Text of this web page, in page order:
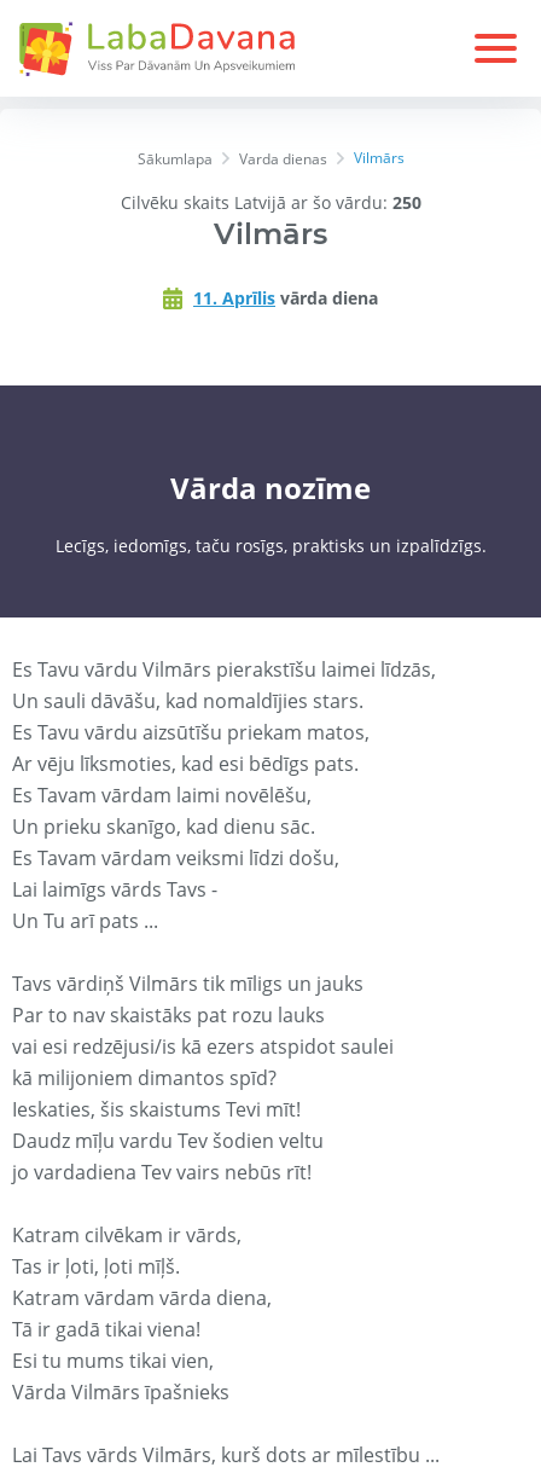
Sākumlapa Varda dienas Vilmārs
Cilvēku skaits Latvijā ar šo vārdu: 250
Vilmārs
11. Aprīlis vārda diena
Vārda nozīme
Lecīgs, iedomīgs, taču rosīgs, praktisks un izpalīdzīgs.
Es Tavu vārdu Vilmārs pierakstīšu laimei līdzās,
Un sauli dāvāšu, kad nomaldījies stars.
Es Tavu vārdu aizsūtīšu priekam matos,
Ar vēju līksmoties, kad esi bēdīgs pats.
Es Tavam vārdam laimi novēlēšu,
Un prieku skanīgo, kad dienu sāc.
Es Tavam vārdam veiksmi līdzi došu,
Lai laimīgs vārds Tavs -
Un Tu arī pats ...
Tavs vārdiņš Vilmārs tik mīligs un jauks
Par to nav skaistāks pat rozu lauks
vai esi redzējusi/is kā ezers atspidot saulei
kā milijoniem dimantos spīd?
Ieskaties, šis skaistums Tevi mīt!
Daudz mīļu vardu Tev šodien veltu
jo vardadiena Tev vairs nebūs rīt!
Katram cilvēkam ir vārds,
Tas ir ļoti, ļoti mīļš.
Katram vārdam vārda diena,
Tā ir gadā tikai viena!
Esi tu mums tikai vien,
Vārda Vilmārs īpašnieks
Lai Tavs vārds Vilmārs, kurš dots ar mīlestību ...